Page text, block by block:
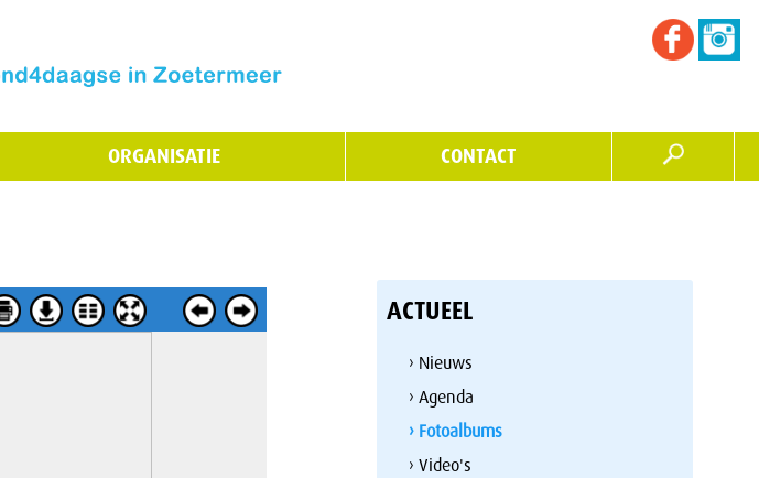
ORGANISATIE CONTACT
ACTUEEL
› Nieuws
› Agenda
› Fotoalbums
› Video's